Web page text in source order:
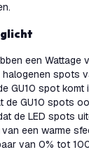
een Wattage
spots
GU10 spot
de GU10 spots
de LED spots
een warme
van 0% tot